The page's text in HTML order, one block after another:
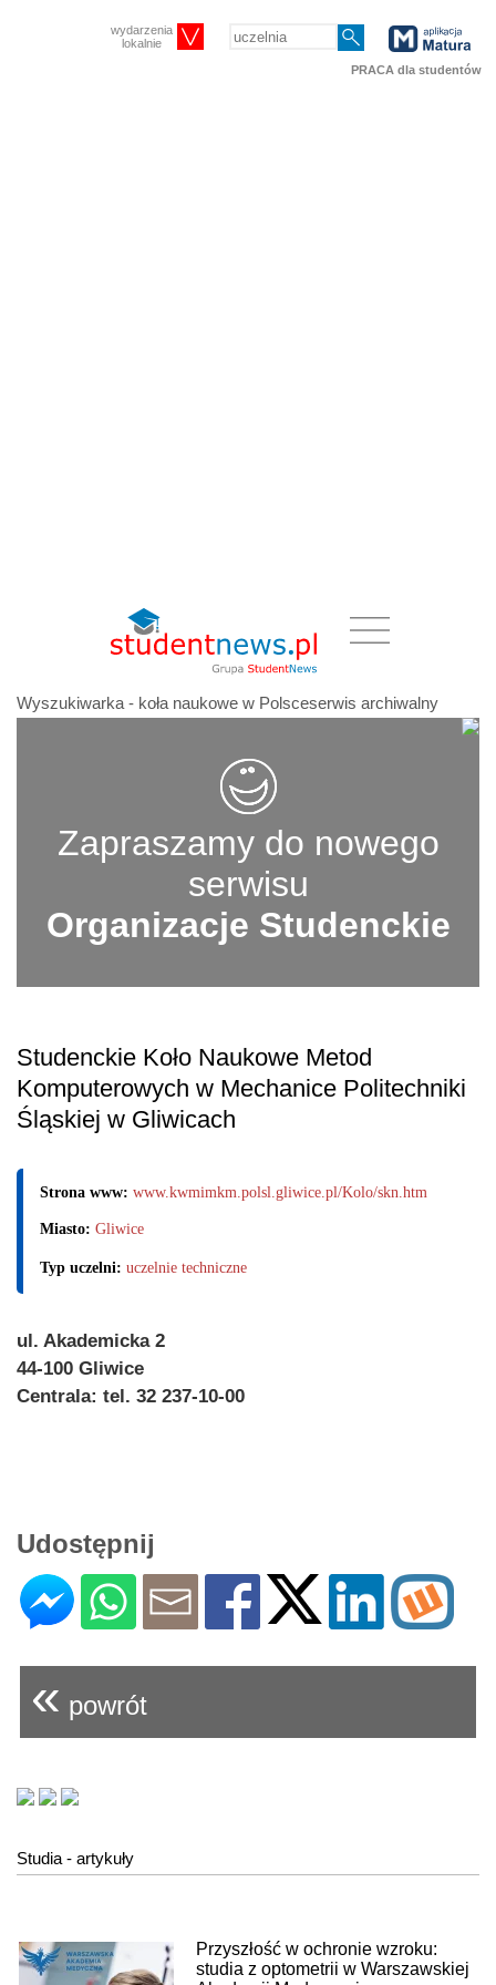
wydarzenia
lokalnie
PRACA dla studentów
Wyszukiwarka - koła naukowe w Polsceserwis archiwalny
Zapraszamy do nowego
serwisu
Organizacje Studenckie
Studenckie Koło Naukowe Metod
Komputerowych w Mechanice Politechniki
Śląskiej w Gliwicach
Strona www: www.kwmimkm.polsl.gliwice.pl/Kolo/skn.htm
Miasto: Gliwice
Typ uczelni: uczelnie techniczne
ul. Akademicka 2
44-100 Gliwice
Centrala: tel. 32 237-10-00
Udostępnij
« powrót
Studia - artykuły
Przyszłość w ochronie wzroku:
studia z optometrii w Warszawskiej